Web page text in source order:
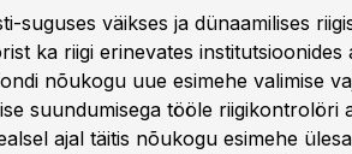
suguses väikses ja dünaamilises
ka riigi erinevates institutsioonides
nõukogu uue esimehe valimise
suundumisega tööle riigikontrolöri
ajal täitis nõukogu esimehe